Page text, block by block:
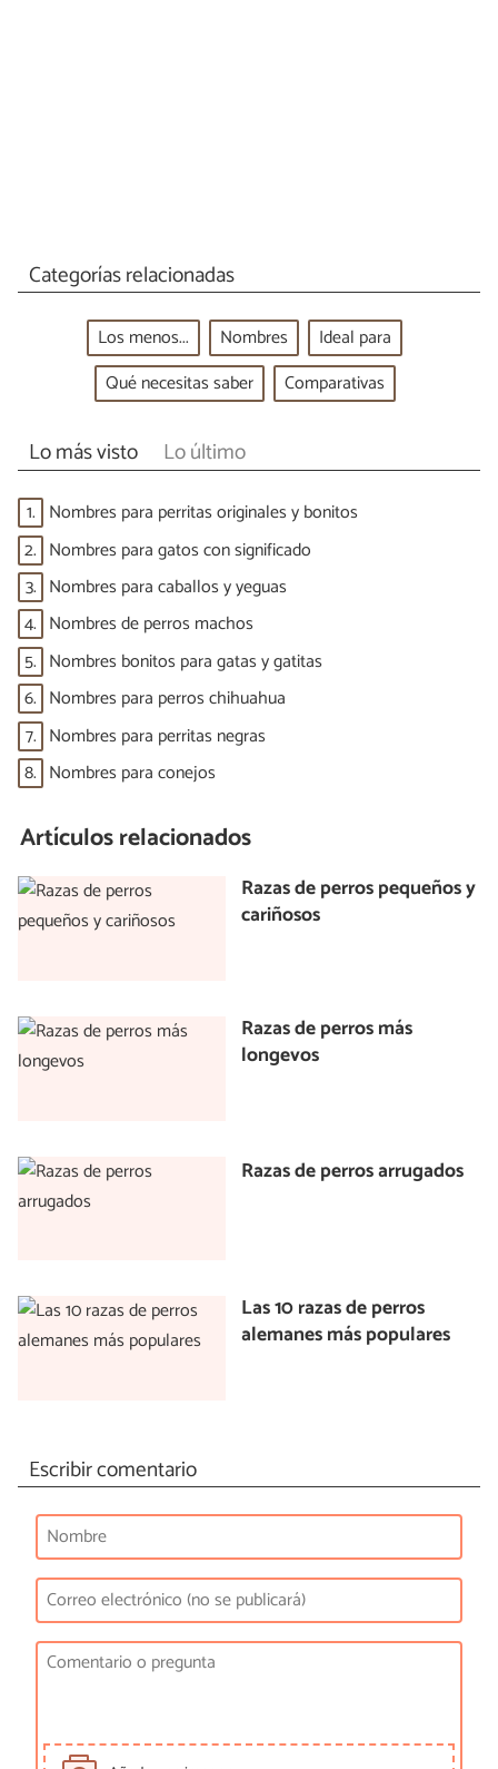
Categorías relacionadas
Los menos... Nombres
Ideal para
Qué necesitas saber
Comparativas
Lo más visto Lo último
1. Nombres para perritas originales y bonitos
2. Nombres para gatos con significado
3. Nombres para caballos y yeguas
4. Nombres de perros machos
5. Nombres bonitos para gatas y gatitas
6. Nombres para perros chihuahua
7. Nombres para perritas negras
8. Nombres para conejos
Artículos relacionados
Razas de perros pequeños y
cariñosos
Razas de perros más
longevos
Razas de perros arrugados
Las 10 razas de perros
alemanes más populares
Escribir comentario